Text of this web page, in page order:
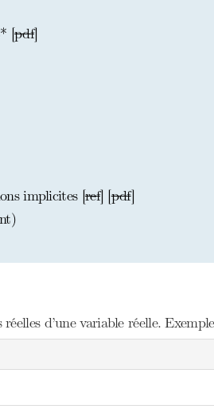
[pdf]
implicites [ref] [pdf]
d’une variable réelle.